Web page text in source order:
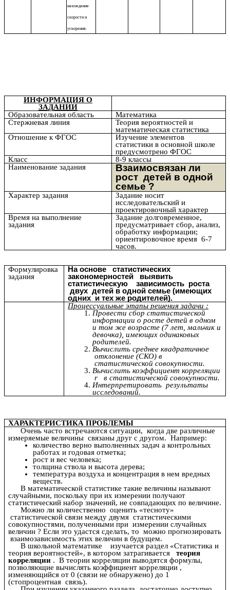
нахождение
скорости и
ускорения.
ИНФОРМАЦИЯ О
ЗАДАНИИ
Образовательная область
Математика
Стержневая линия
Теория вероятностей и
математическая статистика
Отношение к ФГОС
Изучение элементов
статистики в основной школе
предусмотрено ФГОС
Класс
8-9 классы
Наименование задания
Взаимосвязан ли
рост детей в одной
семье ?
Характер задания
Задание носит
исследовательский и
проектировочный характер
Время на выполнение
задания
Задание долговременное,
предусматривает сбор, анализ,
обработку информации;
ориентировочное время 6-7
часов.
Формулировка
задания
На основе статистических
закономерностей выявить
статистическую зависимость роста
двух детей в одной семье (имеющих
одних и тех же родителей).
Процессуальные этапы решения задачи :
Провести сбор статистической
информации о росте детей в одном
и том же возрасте (7 лет, мальчик и
девочка), имеющих одинаковых
родителей.
Вычислить среднее квадратичное
отклонение (СКО) в
статистической совокупности.
Вычислить коэффициент корреляции
r в статистической совокупности.
Интерпретировать результаты
исследований.
ХАРАКТЕРИСТИКА ПРОБЛЕМЫ
Очень часто встречаются ситуации, когда две различные
измеряемые величины связаны друг с другом. Например:
количество верно выполненных задач а контрольных
работах и годовая отметка;
рост и вес человека;
толщина ствола и высота дерева;
температура воздуха и концентрация в нем вредных
веществ.
В математической статистике такие величины называют
случайными, поскольку при их измерении получают
статистический набор значений, не совпадающих по величине.
Можно ли количественно оценить «тесноту»
статистической связи между двумя статистическими
совокупностями, полученными при измерении случайных
величин ? Если это удастся сделать, то можно прогнозировать
взаимозависимость этих величин в будущем.
В школьной математике изучается раздел «Статистика и
теория вероятностей», в котором затрагиваетсятеория
корреляции . В теории корреляции выводятся формулы,
позволяющие вычислять коэффициент корреляции ,
изменяющийся от 0 (связи не обнаружено) до 1
(стопроцентная связь).